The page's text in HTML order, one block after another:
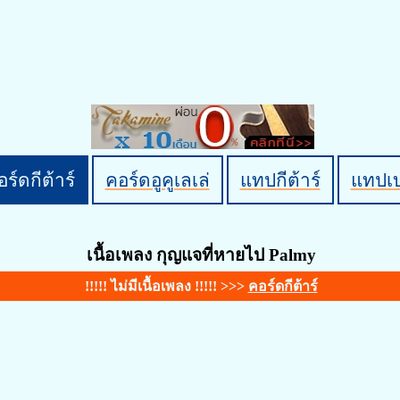
ร์ดกีต้าร์ คอร์ดอูคูเลเล่ แทปกีต้าร์ แทปเ
เนื้อเพลง กุญแจที่หายไป Palmy
!!!!! ไม่มีเนื้อเพลง !!!!! >>> คอร์ดกีต้าร์